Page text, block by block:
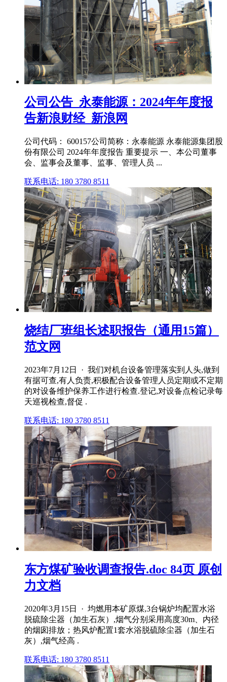
公司公告_永泰能源：2024年年度报
告新浪财经_新浪网
公司代码： 600157公司简称：永泰能源 永泰能源集团股
份有限公司 2024年年度报告 重要提示 一、本公司董事
会、监事会及董事、监事、管理人员 ...
联系电话: 180 3780 8511
烧结厂班组长述职报告（通用15篇）
范文网
2023年7月12日 · 我们对机台设备管理落实到人头,做到
有据可查,有人负责,积极配合设备管理人员定期或不定期
的对设备维护保养工作进行检查.登记,对设备点检记录每
天巡视检查,督促 .
联系电话: 180 3780 8511
东方煤矿验收调查报告.doc 84页 原创
力文档
2020年3月15日 · 均燃用本矿原煤,3台锅炉均配置水浴
脱硫除尘器（加生石灰）,烟气分别采用高度30m、内径
的烟囱排放；热风炉配置1套水浴脱硫除尘器（加生石
灰）,烟气经高 .
联系电话: 180 3780 8511